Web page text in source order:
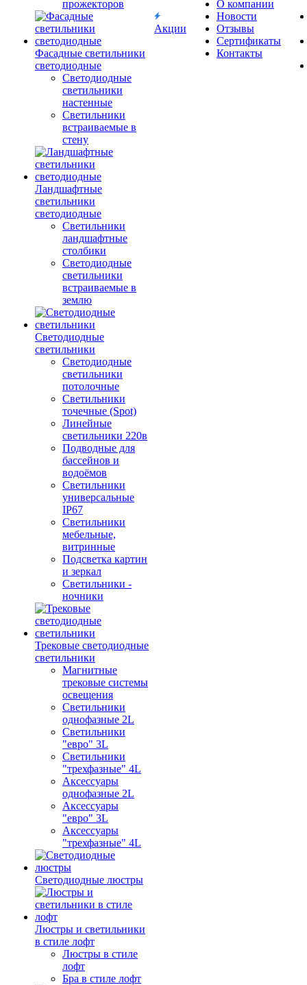
прожекторов
Фасадные светильники
светодиодные
Светодиодные
светильники
настенные
Светильники
встраиваемые в
стену
Ландшафтные
светильники
светодиодные
Светильники
ландшафтные
столбики
Светодиодные
светильники
встраиваемые в
землю
Светодиодные
светильники
Светодиодные
светильники
потолочные
Светильники
точечные (Spot)
Линейные
светильники 220в
Подводные для
бассейнов и
водоёмов
Светильники
универсальные
IP67
Светильники
мебельные,
витринные
Подсветка картин
и зеркал
Светильники -
ночники
Трековые светодиодные
светильники
Магнитные
трековые системы
освещения
Светильники
однофазные 2L
Светильники
"евро" 3L
Светильники
"трехфазные" 4L
Аксессуары
однофазные 2L
Аксессуары
"евро" 3L
Аксессуары
"трехфазные" 4L
Светодиодные люстры
Люстры и светильники
в стиле лофт
Люстры в стиле
лофт
Бра в стиле лофт
Акции
О компании
Новости
Отзывы
Сертификаты
Контакты